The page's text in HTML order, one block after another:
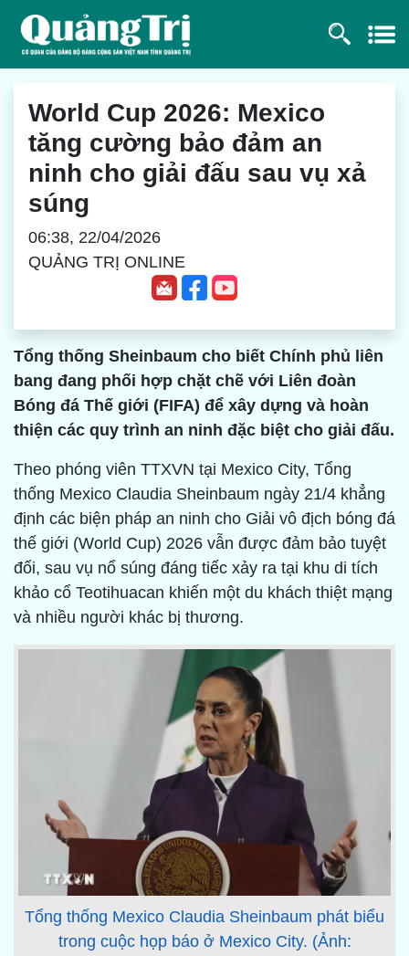
World Cup 2026: Mexico
tăng cường bảo đảm an
ninh cho giải đấu sau vụ xả
súng
06:38, 22/04/2026
QUẢNG TRỊ ONLINE
Tổng thống Sheinbaum cho biết Chính phủ liên
bang đang phối hợp chặt chẽ với Liên đoàn
Bóng đá Thế giới (FIFA) để xây dựng và hoàn
thiện các quy trình an ninh đặc biệt cho giải đấu.
Theo phóng viên TTXVN tại Mexico City, Tổng
thống Mexico Claudia Sheinbaum ngày 21/4 khẳng
định các biện pháp an ninh cho Giải vô địch bóng đá
thế giới (World Cup) 2026 vẫn được đảm bảo tuyệt
đối, sau vụ nổ súng đáng tiếc xảy ra tại khu di tích
khảo cổ Teotihuacan khiến một du khách thiệt mạng
và nhiều người khác bị thương.
Tổng thống Mexico Claudia Sheinbaum phát biểu
trong cuộc họp báo ở Mexico City. (Ảnh: